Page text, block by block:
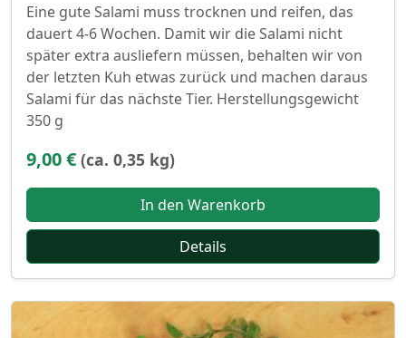
Eine gute Salami muss trocknen und reifen, das
dauert 4-6 Wochen. Damit wir die Salami nicht
später extra ausliefern müssen, behalten wir von
der letzten Kuh etwas zurück und machen daraus
Salami für das nächste Tier. Herstellungsgewicht
350 g
9,00 € (ca. 0,35 kg)
In den Warenkorb
Details